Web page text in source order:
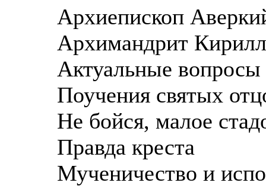
Архиепископ
Архимандрит
Актуальные
Поучения святых
Не бойся, малое
Правда креста
Мученичество и